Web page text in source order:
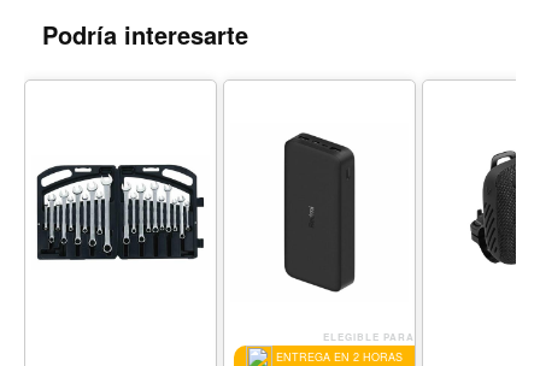
Podría interesarte
ELEGIBLE PARA
ENTREGA EN 2 HORAS